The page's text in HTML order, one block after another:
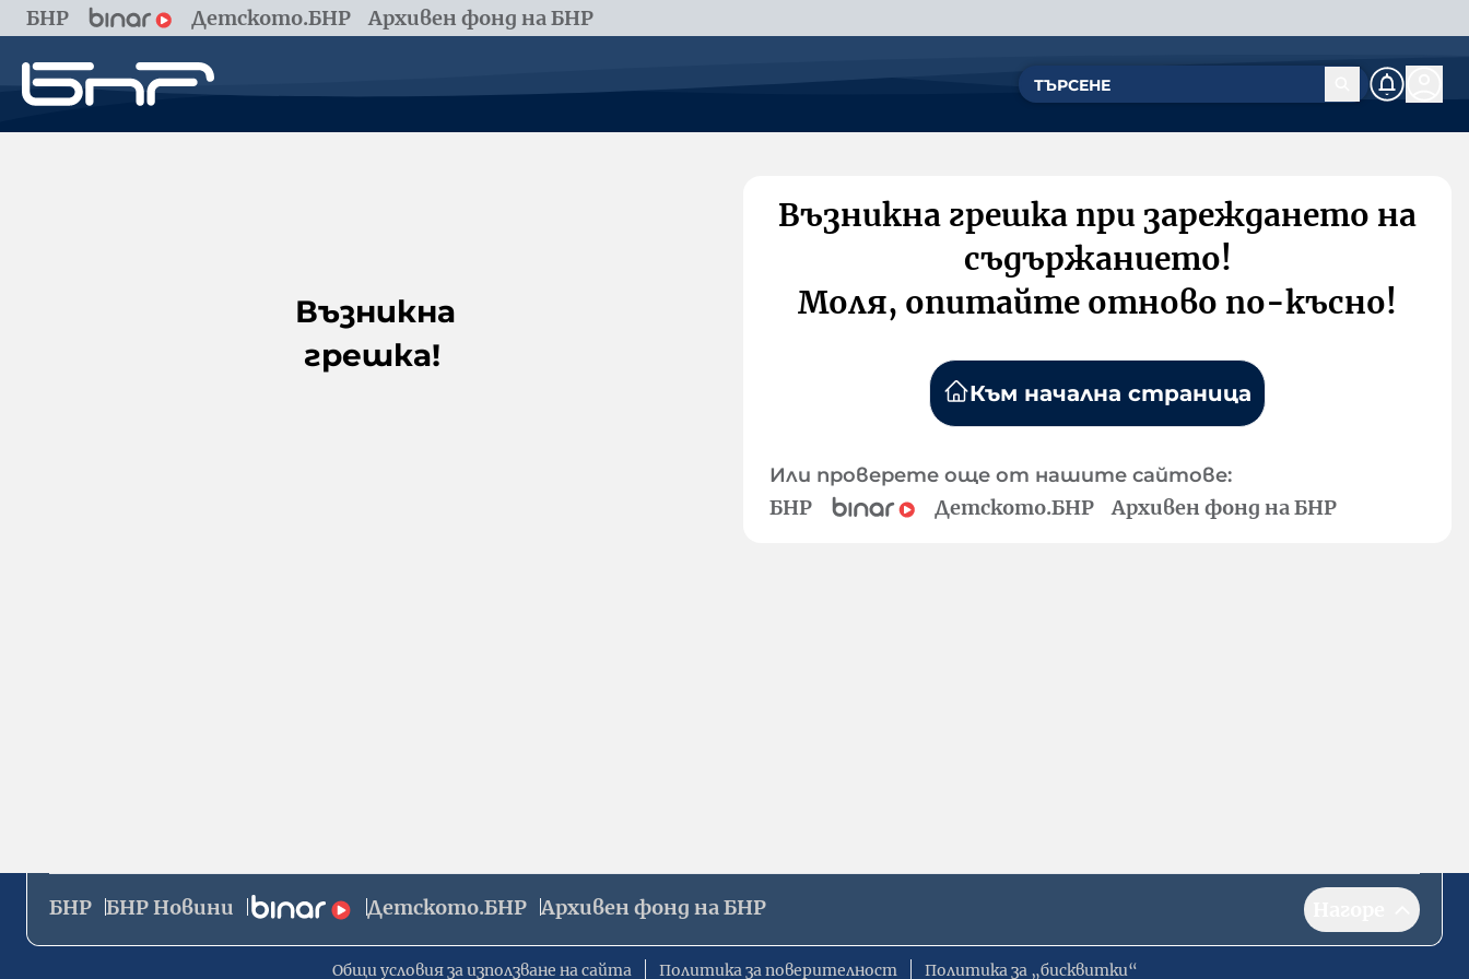
БНР Детското.БНР Архивен фонд на БНР
Възникна
грешка!
Възникна грешка при зареждането на
съдържанието!
Моля, опитайте отново по-късно!
Към начална страница
Или проверете още от нашите сайтове:
БНР Детското.БНР Архивен фонд на БНР
БНР БНР Новини Детското.БНР Архивен фонд на БНР
Общи условия за използване на сайта Политика за поверителност Политика за „бисквитки“